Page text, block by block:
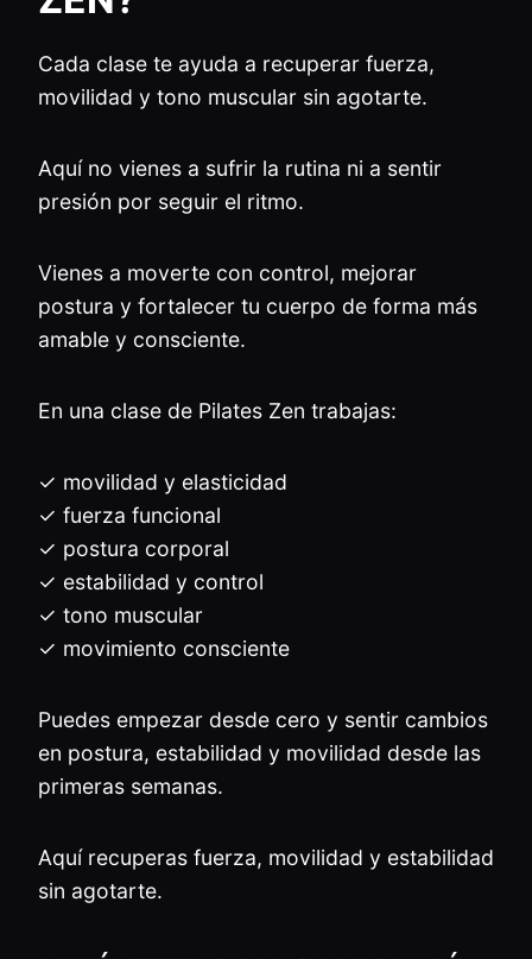
Cada clase te ayuda a recuperar fuerza,
movilidad y tono muscular sin agotarte.
Aquí no vienes a sufrir la rutina ni a sentir
presión por seguir el ritmo.
Vienes a moverte con control, mejorar
postura y fortalecer tu cuerpo de forma más
amable y consciente.
En una clase de Pilates Zen trabajas:
✓ movilidad y elasticidad
✓ fuerza funcional
✓ postura corporal
✓ estabilidad y control
✓ tono muscular
✓ movimiento consciente
Puedes empezar desde cero y sentir cambios
en postura, estabilidad y movilidad desde las
primeras semanas.
Aquí recuperas fuerza, movilidad y estabilidad
sin agotarte.